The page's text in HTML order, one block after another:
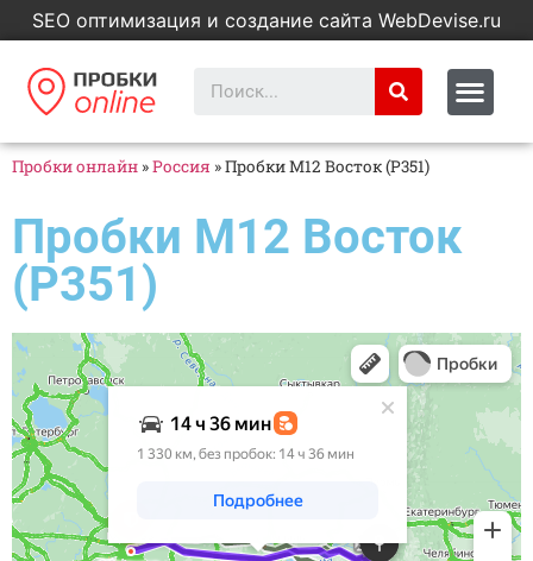
SEO оптимизация и создание сайта WebDevise.ru
Пробки онлайн »Россия »Пробки M12 Восток (Р351)
Пробки M12 Восток
(Р351)
Яндекс Карты
Яндекс Карты